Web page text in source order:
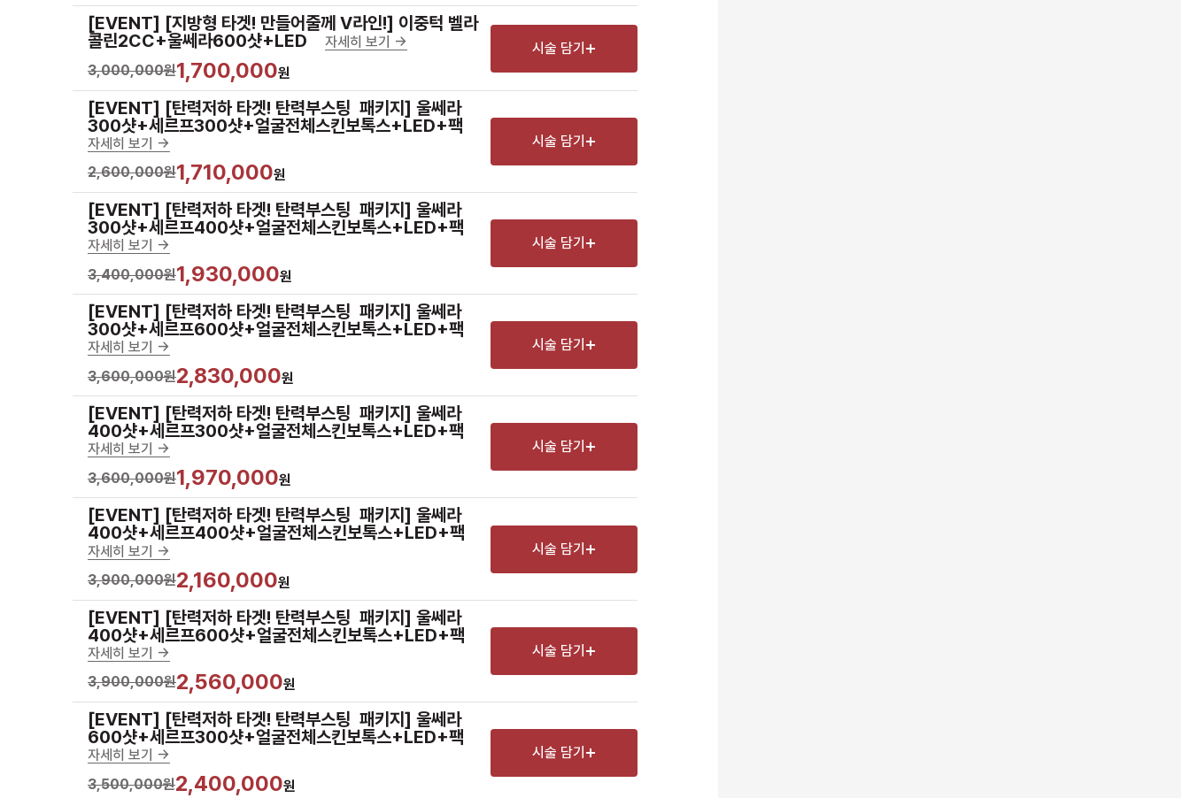
[EVENT] [지방형 타겟! 만들어줄께 V라인!] 이중턱 벨라
콜린2CC+울쎄라600샷+LED
자세히 보기 ->
3,000,000원1,700,000원
시술 담기
[EVENT] [탄력저하 타겟! 탄력부스팅  패키지] 울쎄라
300샷+세르프300샷+얼굴전체스킨보톡스+LED+팩
자세히 보기 ->
2,600,000원1,710,000원
시술 담기
[EVENT] [탄력저하 타겟! 탄력부스팅  패키지] 울쎄라
300샷+세르프400샷+얼굴전체스킨보톡스+LED+팩
자세히 보기 ->
3,400,000원1,930,000원
시술 담기
[EVENT] [탄력저하 타겟! 탄력부스팅  패키지] 울쎄라
300샷+세르프600샷+얼굴전체스킨보톡스+LED+팩
자세히 보기 ->
3,600,000원2,830,000원
시술 담기
[EVENT] [탄력저하 타겟! 탄력부스팅  패키지] 울쎄라
400샷+세르프300샷+얼굴전체스킨보톡스+LED+팩
자세히 보기 ->
3,600,000원1,970,000원
시술 담기
[EVENT] [탄력저하 타겟! 탄력부스팅  패키지] 울쎄라
400샷+세르프400샷+얼굴전체스킨보톡스+LED+팩
자세히 보기 ->
3,900,000원2,160,000원
시술 담기
[EVENT] [탄력저하 타겟! 탄력부스팅  패키지] 울쎄라
400샷+세르프600샷+얼굴전체스킨보톡스+LED+팩
자세히 보기 ->
3,900,000원2,560,000원
시술 담기
[EVENT] [탄력저하 타겟! 탄력부스팅  패키지] 울쎄라
600샷+세르프300샷+얼굴전체스킨보톡스+LED+팩
자세히 보기 ->
3,500,000원2,400,000원
시술 담기